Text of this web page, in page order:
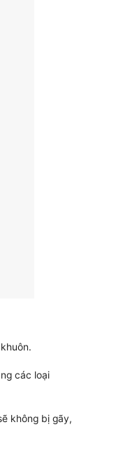
các loại
không bị gãy,